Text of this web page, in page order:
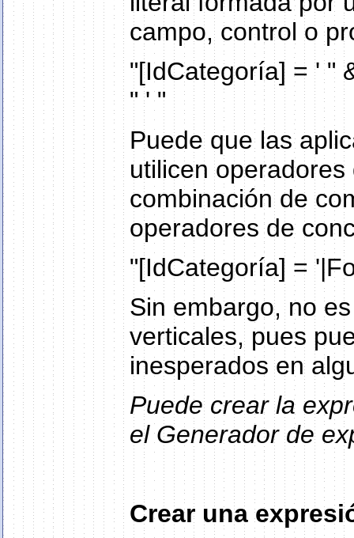
campo, control o
"[IdCategoría] = ' "
" ' "
Puede que las
utilicen
combinación de
operadores de
"[IdCategoría] =
Sin embargo, no
verticales, pues
inesperados en
Puede crear la
el Generador de
Crear una